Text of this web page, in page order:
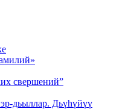
свершений”
дьыллар. Дьүһүйүү